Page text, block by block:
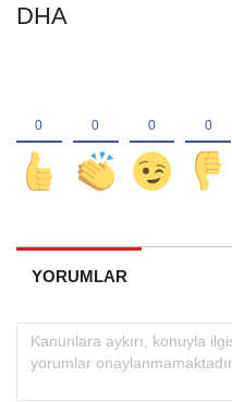
DHA
YORUMLAR